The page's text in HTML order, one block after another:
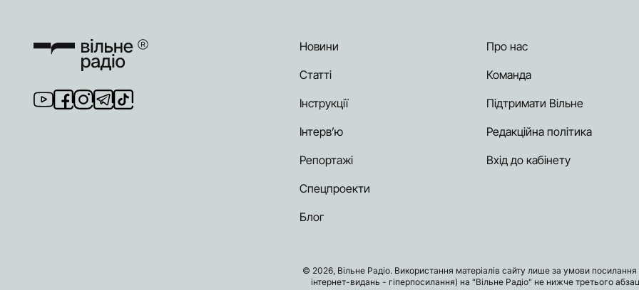
Новини
Статті
Інструкції
Інтерв’ю
Репортажі
Спецпроекти
Блог
Про нас
Команда
Підтримати Вільне
Редакційна політика
Вхід до кабінету
© 2026, Вільне Радіо. Використання матеріалів сайту лише за умови посилання
інтернет-видань - гіперпосилання) на "Вільне Радіо" не нижче третього